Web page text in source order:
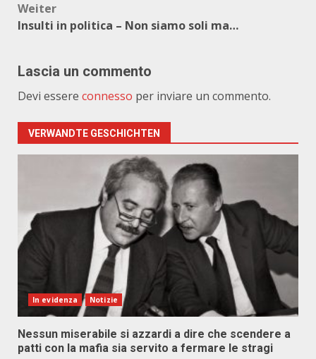
Weiter
Insulti in politica – Non siamo soli ma…
Lascia un commento
Devi essere connesso per inviare un commento.
VERWANDTE GESCHICHTEN
In evidenza Notizie
Nessun miserabile si azzardi a dire che scendere a
patti con la mafia sia servito a fermare le stragi